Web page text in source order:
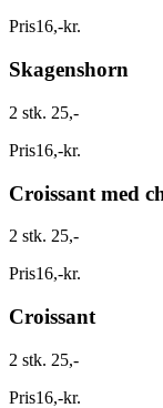
Pris16,-kr.
Skagenshorn
2 stk. 25,-
Pris16,-kr.
Croissant med
2 stk. 25,-
Pris16,-kr.
Croissant
2 stk. 25,-
Pris16,-kr.